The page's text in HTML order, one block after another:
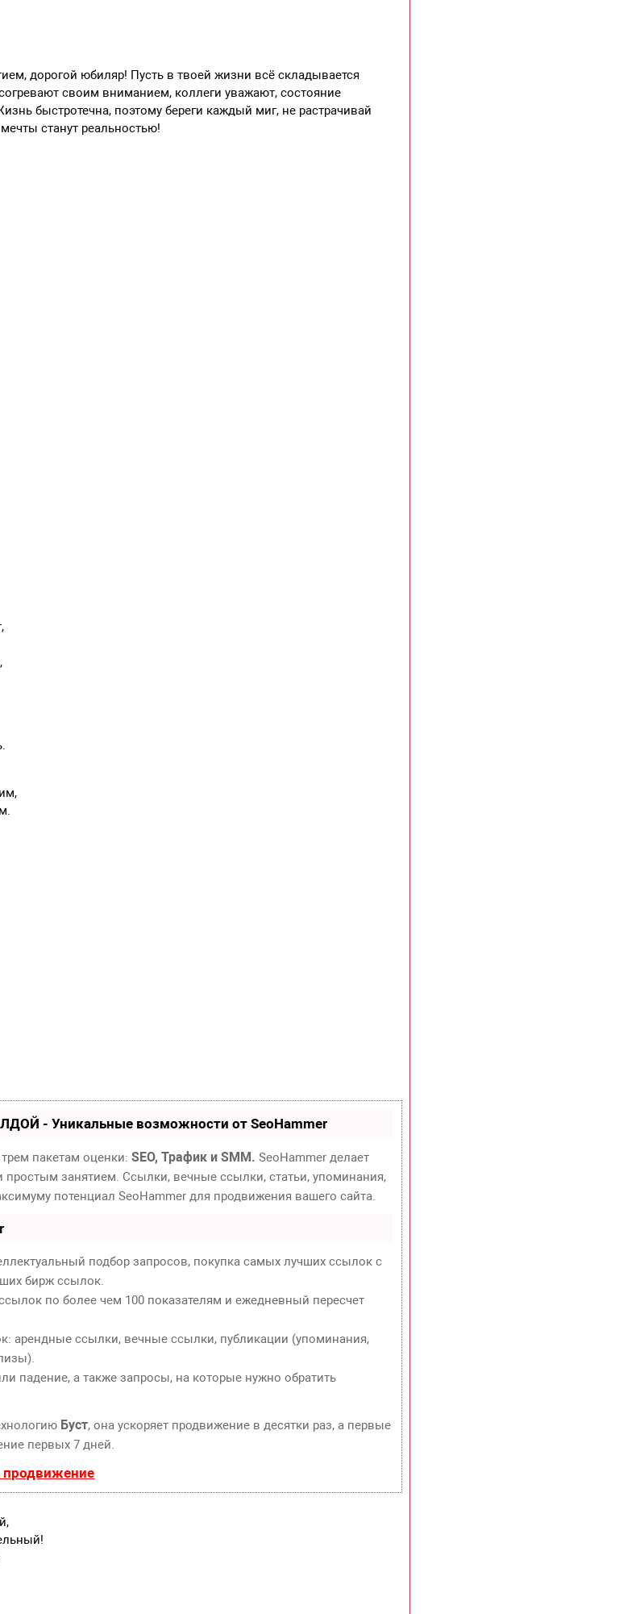
дорогой юбиляр! Пусть в твоей жизни всё складывается
своим вниманием, коллеги уважают, состояние
быстротечна, поэтому береги каждый миг, не растрачивай
станут реальностью!
- Уникальные возможности от SeoHammer
пакетам оценки:SEO, Трафик и SMM. SeoHammer делает
занятием. Ссылки, вечные ссылки, статьи, упоминания,
потенциал SeoHammer для продвижения вашего сайта.
подбор запросов, покупка самых лучших ссылок с
бирж ссылок.
по более чем 100 показателям и ежедневный пересчет
арендные ссылки, вечные ссылки, публикации (упоминания,
падение, а также запросы, на которые нужно обратить
Буст, она ускоряет продвижение в десятки раз, а первые
первых 7 дней.
продвижение